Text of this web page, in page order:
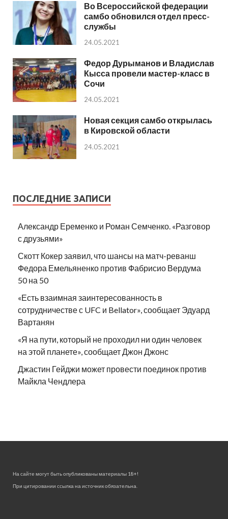
Во Всероссийской федерации
самбо обновился отдел пресс-
службы
24.05.2021
Федор Дурыманов и Владислав
Кысса провели мастер-класс в
Сочи
24.05.2021
Новая секция самбо открылась
в Кировской области
24.05.2021
ПОСЛЕДНИЕ ЗАПИСИ
Александр Еременко и Роман Семченко. «Разговор
с друзьями»
Скотт Кокер заявил, что шансы на матч-реванш
Федора Емельяненко против Фабрисио Вердума
50 на 50
«Есть взаимная заинтересованность в
сотрудничестве с UFC и Bellator», сообщает Эдуард
Вартанян
«Я на пути, который не проходил ни один человек
на этой планете», сообщает Джон Джонс
Джастин Гейджи может провести поединок против
Майкла Чендлера
На сайте могут быть опубликованы материалы 18+!
При цитировании ссылка на источник обязательна.